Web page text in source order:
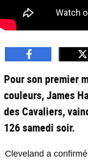
Pour son premier
couleurs, James
des Cavaliers,
126 samedi soir.
Cleveland a